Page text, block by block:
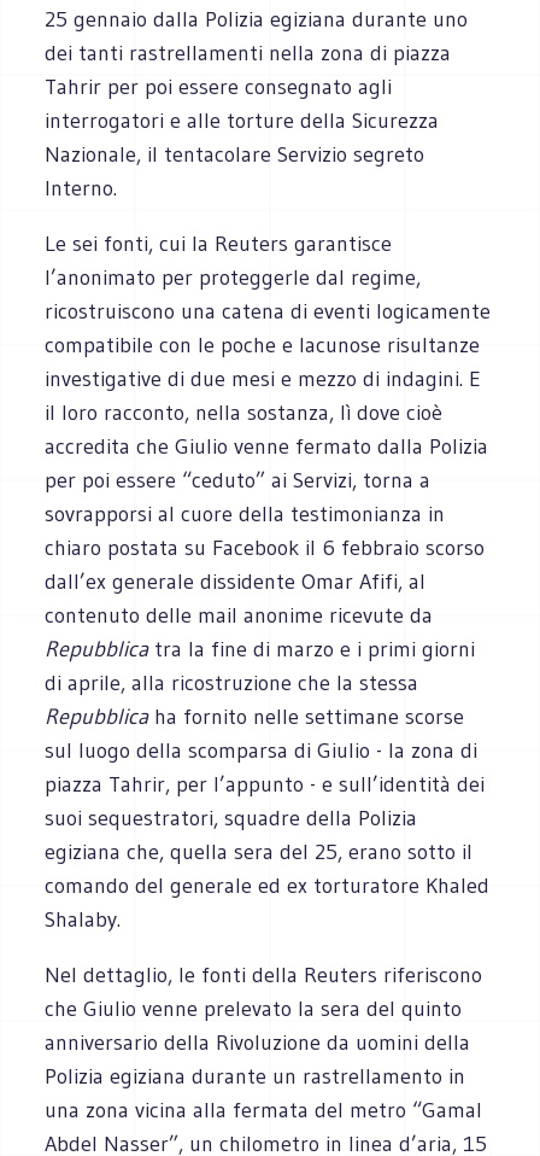
25 gennaio dalla Polizia egiziana durante uno
dei tanti rastrellamenti nella zona di piazza
Tahrir per poi essere consegnato agli
interrogatori e alle torture della Sicurezza
Nazionale, il tentacolare Servizio segreto
Interno.
Le sei fonti, cui la Reuters garantisce
l’anonimato per proteggerle dal regime,
ricostruiscono una catena di eventi logicamente
compatibile con le poche e lacunose risultanze
investigative di due mesi e mezzo di indagini. E
il loro racconto, nella sostanza, lì dove cioè
accredita che Giulio venne fermato dalla Polizia
per poi essere “ceduto” ai Servizi, torna a
sovrapporsi al cuore della testimonianza in
chiaro postata su Facebook il 6 febbraio scorso
dall’ex generale dissidente Omar Afifi, al
contenuto delle mail anonime ricevute da
Repubblicatra la fine di marzo e i primi giorni
di aprile, alla ricostruzione che la stessa
Repubblicaha fornito nelle settimane scorse
sul luogo della scomparsa di Giulio - la zona di
piazza Tahrir, per l’appunto - e sull’identità dei
suoi sequestratori, squadre della Polizia
egiziana che, quella sera del 25, erano sotto il
comando del generale ed ex torturatore Khaled
Shalaby.
Nel dettaglio, le fonti della Reuters riferiscono
che Giulio venne prelevato la sera del quinto
anniversario della Rivoluzione da uomini della
Polizia egiziana durante un rastrellamento in
una zona vicina alla fermata del metro “Gamal
Abdel Nasser”, un chilometro in linea d’aria, 15